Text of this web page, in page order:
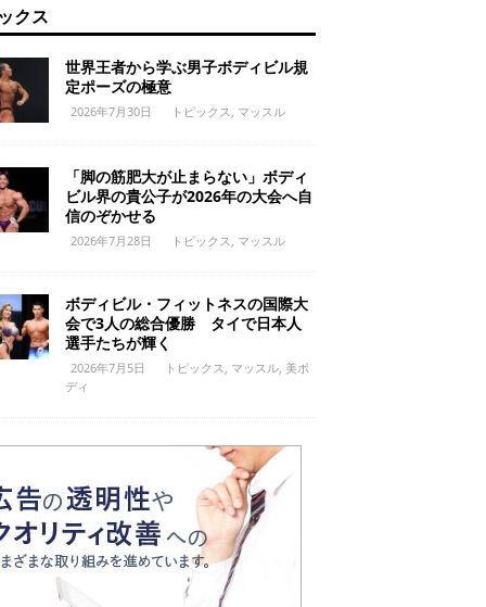
クス
世界王者から学ぶ男子ボディビル規
定ポーズの極意
2026年7月30日 トピックス マッスル
「脚の筋肥大が止まらない」ボディ
ビル界の貴公子が2026年の大会へ自
信のぞかせる
2026年7月28日 トピックス マッスル
ボディビル・フィットネスの国際大
会で3人の総合優勝 タイで日本人
選手たちが輝く
2026年7月5日 トピックス マッスル, 美ボ
ディ